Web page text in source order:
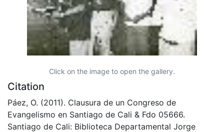
Click on the image to open the gallery.
Citation
Páez, O. (2011). Clausura de un Congreso de
Evangelismo en Santiago de Cali & Fdo 05666.
Santiago de Cali: Biblioteca Departamental Jorge